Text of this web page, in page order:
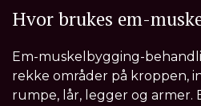
Hvor brukes em-
Em-muskelbygging-
rekke områder på kroppen,
rumpe, lår, legger og armer.